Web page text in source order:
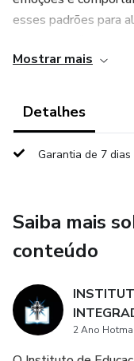
esses padrões para
ferramentas práticas
estados emocionais
Você experimentará
conexões mais
Além disso, terá
interpessoais em
Ao longo do curso,
Mostrar mais
Detalhes
Garantia de 7 dias
Saiba mais
conteúdo
2 Ano